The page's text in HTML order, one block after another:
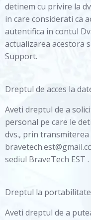
detinem cu privire la
in care considerati ca
autentifica in contul
actualizarea acestora
Support.
Dreptul de acces la
Aveti dreptul de a
personal pe care le
dvs., prin
sediul BraveTech EST .
Dreptul la
Aveti dreptul de a